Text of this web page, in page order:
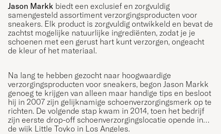
Jason Markk biedt een exclusief en zorgvuldig
samengesteld assortiment verzorgingsproducten voor
sneakers. Elk product is zorgvuldig ontwikkeld en bevat de
zachtst mogelijke natuurlijke ingrediënten, zodat je je
schoenen met een gerust hart kunt verzorgen, ongeacht
de kleur of het materiaal.
Na lang te hebben gezocht naar hoogwaardige
verzorgingsproducten voor sneakers, begon Jason Markk
genoeg te krijgen van alleen maar handige tips en besloot
hij in 2007 zijn gelijknamige schoenverzorgingsmerk op te
richten. De volgende stap kwam in 2014, toen het bedrijf
zijn eerste drop-off schoenverzorgingslocatie opende in
de wijk Little Toyko in Los Angeles.